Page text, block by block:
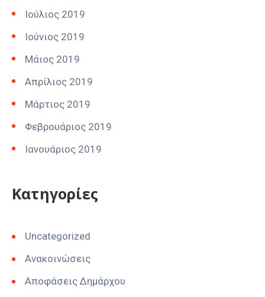
Ιούλιος 2019
Ιούνιος 2019
Μάιος 2019
Απρίλιος 2019
Μάρτιος 2019
Φεβρουάριος 2019
Ιανουάριος 2019
Kατηγορίες
Uncategorized
Ανακοινώσεις
Αποφάσεις Δημάρχου